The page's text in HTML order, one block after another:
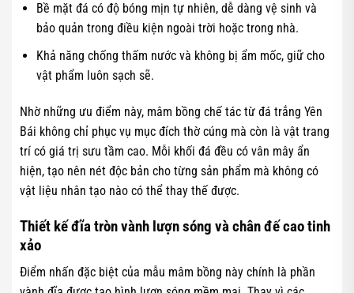
Bề mặt đá có độ bóng mịn tự nhiên, dễ dàng vệ sinh và
bảo quản trong điều kiện ngoài trời hoặc trong nhà.
Khả năng chống thấm nước và không bị ẩm mốc, giữ cho
vật phẩm luôn sạch sẽ.
Nhờ những ưu điểm này, mâm bồng chế tác từ đá trắng Yên
Bái không chỉ phục vụ mục đích thờ cúng mà còn là vật trang
trí có giá trị sưu tầm cao. Mỗi khối đá đều có vân mây ẩn
hiện, tạo nên nét độc bản cho từng sản phẩm mà không có
vật liệu nhân tạo nào có thể thay thế được.
Thiết kế đĩa tròn vành lượn sóng và chân đế cao tinh
xảo
Điểm nhấn đặc biệt của mẫu mâm bồng này chính là phần